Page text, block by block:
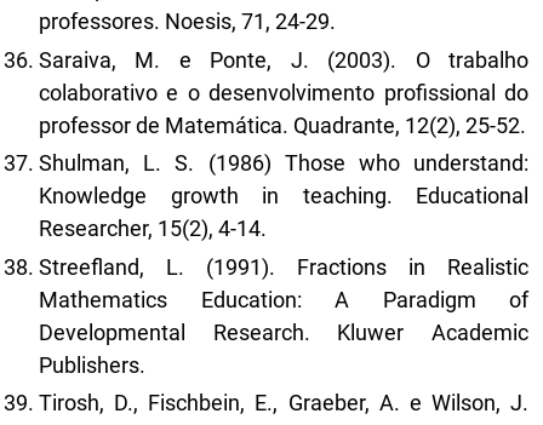
professores. Noesis, 71, 24-29.
Saraiva, M. e Ponte, J. (2003). O trabalho
colaborativo e o desenvolvimento profissional do
professor de Matemática. Quadrante, 12(2), 25-52.
Shulman, L. S. (1986) Those who understand:
Knowledge growth in teaching. Educational
Researcher, 15(2), 4-14.
Streefland, L. (1991). Fractions in Realistic
Mathematics Education: A Paradigm of
Developmental Research. Kluwer Academic
Publishers.
Tirosh, D., Fischbein, E., Graeber, A. e Wilson, J.